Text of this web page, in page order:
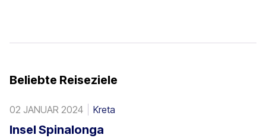
Beliebte Reiseziele
02 JANUAR 2024 Kreta
Insel Spinalonga